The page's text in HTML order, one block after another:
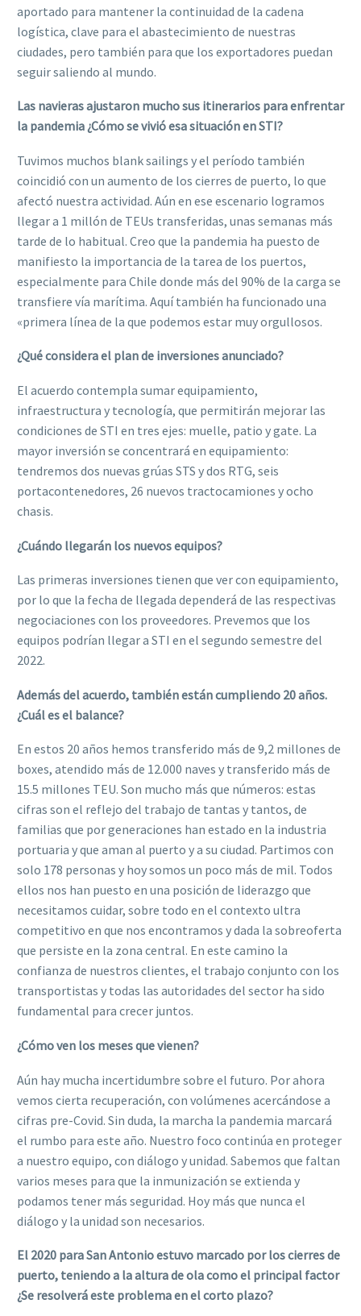
aportado para mantener la continuidad de la cadena
logística, clave para el abastecimiento de nuestras
ciudades, pero también para que los exportadores puedan
seguir saliendo al mundo.
Las navieras ajustaron mucho sus itinerarios para enfrentar
la pandemia ¿Cómo se vivió esa situación en STI?
Tuvimos muchos blank sailings y el período también
coincidió con un aumento de los cierres de puerto, lo que
afectó nuestra actividad. Aún en ese escenario logramos
llegar a 1 millón de TEUs transferidas, unas semanas más
tarde de lo habitual. Creo que la pandemia ha puesto de
manifiesto la importancia de la tarea de los puertos,
especialmente para Chile donde más del 90% de la carga se
transfiere vía marítima. Aquí también ha funcionado una
«primera línea de la que podemos estar muy orgullosos.
¿Qué considera el plan de inversiones anunciado?
El acuerdo contempla sumar equipamiento,
infraestructura y tecnología, que permitirán mejorar las
condiciones de STI en tres ejes: muelle, patio y gate. La
mayor inversión se concentrará en equipamiento:
tendremos dos nuevas grúas STS y dos RTG, seis
portacontenedores, 26 nuevos tractocamiones y ocho
chasis.
¿Cuándo llegarán los nuevos equipos?
Las primeras inversiones tienen que ver con equipamiento,
por lo que la fecha de llegada dependerá de las respectivas
negociaciones con los proveedores. Prevemos que los
equipos podrían llegar a STI en el segundo semestre del
2022.
Además del acuerdo, también están cumpliendo 20 años.
¿Cuál es el balance?
En estos 20 años hemos transferido más de 9,2 millones de
boxes, atendido más de 12.000 naves y transferido más de
15.5 millones TEU. Son mucho más que números: estas
cifras son el reflejo del trabajo de tantas y tantos, de
familias que por generaciones han estado en la industria
portuaria y que aman al puerto y a su ciudad. Partimos con
solo 178 personas y hoy somos un poco más de mil. Todos
ellos nos han puesto en una posición de liderazgo que
necesitamos cuidar, sobre todo en el contexto ultra
competitivo en que nos encontramos y dada la sobreoferta
que persiste en la zona central. En este camino la
confianza de nuestros clientes, el trabajo conjunto con los
transportistas y todas las autoridades del sector ha sido
fundamental para crecer juntos.
¿Cómo ven los meses que vienen?
Aún hay mucha incertidumbre sobre el futuro. Por ahora
vemos cierta recuperación, con volúmenes acercándose a
cifras pre-Covid. Sin duda, la marcha la pandemia marcará
el rumbo para este año. Nuestro foco continúa en proteger
a nuestro equipo, con diálogo y unidad. Sabemos que faltan
varios meses para que la inmunización se extienda y
podamos tener más seguridad. Hoy más que nunca el
diálogo y la unidad son necesarios.
El 2020 para San Antonio estuvo marcado por los cierres de
puerto, teniendo a la altura de ola como el principal factor
¿Se resolverá este problema en el corto plazo?